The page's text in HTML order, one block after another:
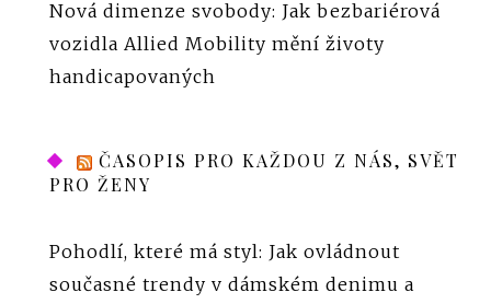
Nová dimenze svobody: Jak bezbariérová
vozidla Allied Mobility mění životy
handicapovaných
ČASOPIS PRO KAŽDOU Z NÁS, SVĚT
PRO ŽENY
Pohodlí, které má styl: Jak ovládnout
současné trendy v dámském denimu a